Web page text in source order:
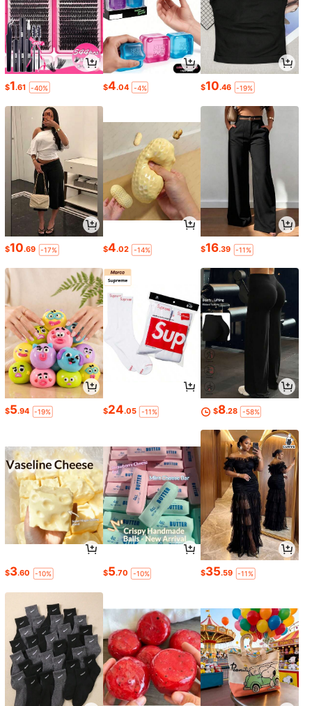
$1.61 -40% $4.04 -4% $10.46 -19%
$10.69 -17% $4.02 -14% $16.39 -11%
$5.94 -19% $24.05 -11% $8.28 -58%
$3.60 -10% $5.70 -10% $35.59 -11%